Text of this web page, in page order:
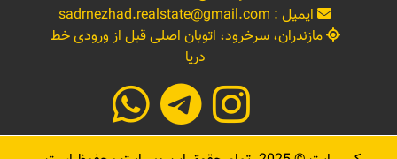
ایمیل : sadrnezhad.realstate@gmail.com
مازندران، سرخرود، اتوبان اصلی قبل از ورودی خط
دریا